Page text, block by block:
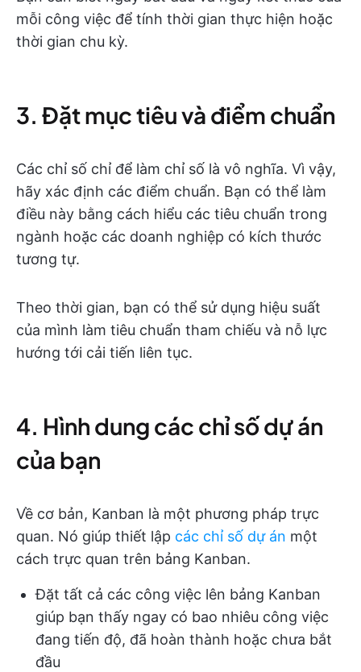
mỗi công việc để tính thời gian thực hiện hoặc
thời gian chu kỳ.
3. Đặt mục tiêu và điểm chuẩn
Các chỉ số chỉ để làm chỉ số là vô nghĩa. Vì vậy,
hãy xác định các điểm chuẩn. Bạn có thể làm
điều này bằng cách hiểu các tiêu chuẩn trong
ngành hoặc các doanh nghiệp có kích thước
tương tự.
Theo thời gian, bạn có thể sử dụng hiệu suất
của mình làm tiêu chuẩn tham chiếu và nỗ lực
hướng tới cải tiến liên tục.
4. Hình dung các chỉ số dự án
của bạn
Về cơ bản, Kanban là một phương pháp trực
quan. Nó giúp thiết lập các chỉ số dự án một
cách trực quan trên bảng Kanban.
Đặt tất cả các công việc lên bảng Kanban
giúp bạn thấy ngay có bao nhiêu công việc
đang tiến độ, đã hoàn thành hoặc chưa bắt
đầu